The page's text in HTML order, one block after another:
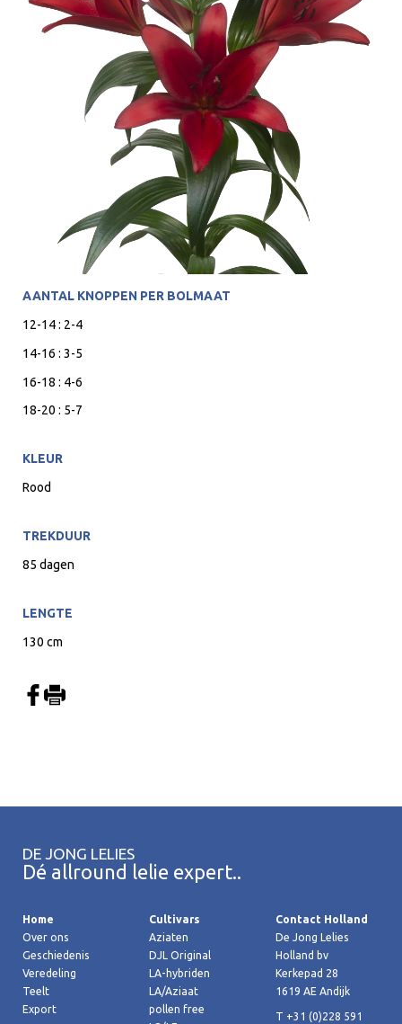
AANTAL KNOPPEN PER BOLMAAT
12-14 : 2-4
14-16 : 3-5
16-18 : 4-6
18-20 : 5-7
KLEUR
Rood
TREKDUUR
85 dagen
LENGTE
130 cm
DE JONG LELIES
Dé allround lelie expert..
Home
Over ons
Geschiedenis
Veredeling
Teelt
Export
Cultivars
Aziaten
DJL Original
LA-hybriden
LA/Aziaat
pollen free
Contact Holland
De Jong Lelies
Holland bv
Kerkepad 28
1619 AE Andijk
T +31 (0)228 591